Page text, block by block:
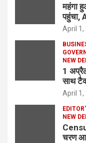
महंगा
पहुंचा,
April 1,
NEW
1
साथ
April 1,
NEW
चरण